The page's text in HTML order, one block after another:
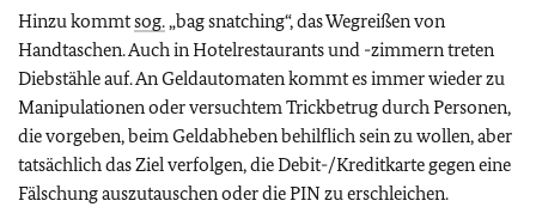
Hinzu kommtsog.„bag snatching“, das Wegreißen von
Handtaschen. Auch in Hotelrestaurants und -zimmern treten
Diebstähle auf. An Geldautomaten kommt es immer wieder zu
Manipulationen oder versuchtem Trickbetrug durch Personen,
die vorgeben, beim Geldabheben behilflich sein zu wollen, aber
tatsächlich das Ziel verfolgen, die Debit-/Kreditkarte gegen eine
Fälschung auszutauschen oder die PIN zu erschleichen.